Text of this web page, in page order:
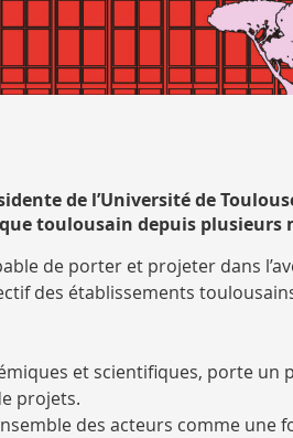
de l’Université de
toulousain depuis plusieurs
de porter et projeter dans
des établissements
et scientifiques, porte un
projets.
des acteurs comme une